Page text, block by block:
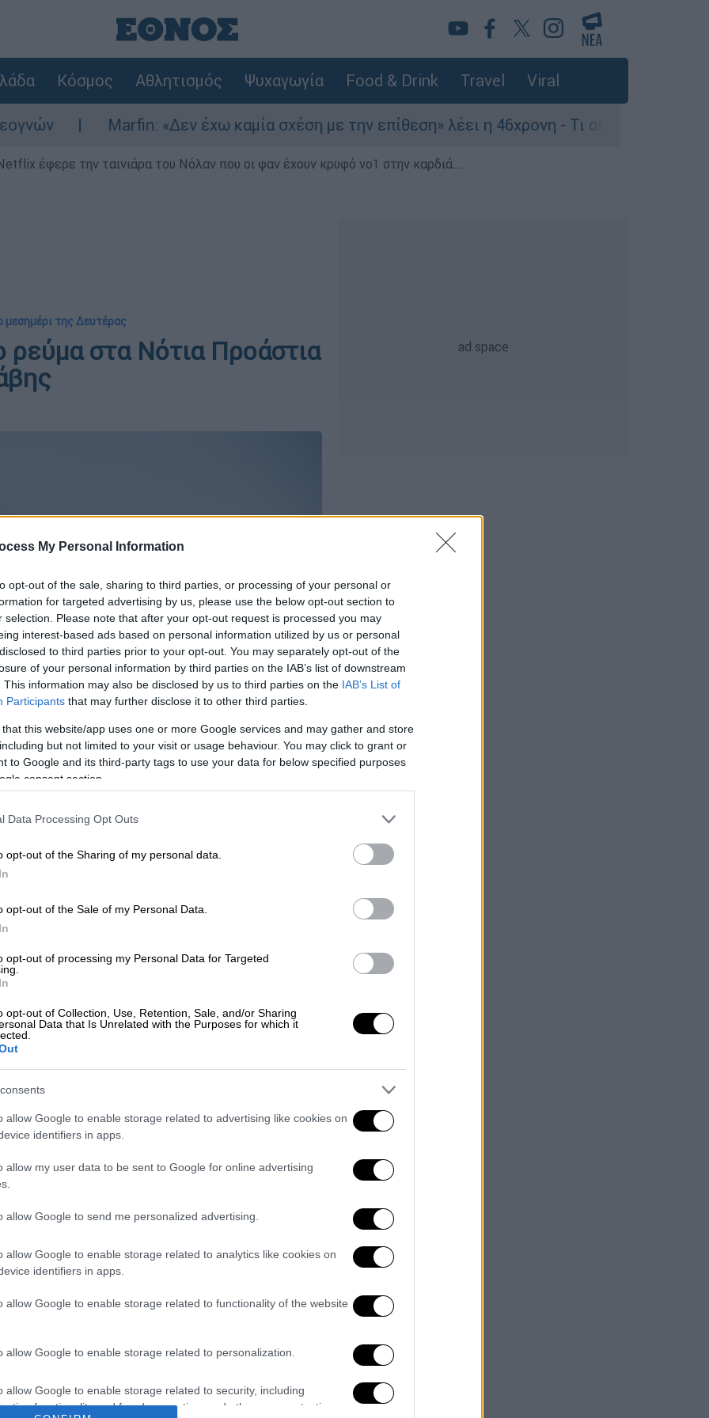
My Personal Information
opt-out of the sale, sharing to third parties, or processing of your personal or
for targeted advertising by us, please use the below opt-out section to
selection. Please note that after your opt-out request is processed you may
interest-based ads based on personal information utilized by us or personal
to third parties prior to your opt-out. You may separately opt-out of the
of your personal information by third parties on the IAB’s list of downstream
This information may also be disclosed by us to third parties on the IAB’s List of
Participants that may further disclose it to other third parties.
that this website/app uses one or more Google services and may gather and store
but not limited to your visit or usage behaviour. You may click to grant or
to Google and its third-party tags to use your data for below specified purposes
consent section.
Data Processing Opt Outs
opt-out of the Sharing of my personal data.
opt-out of the Sale of my Personal Data.
opt-out of processing my Personal Data for Targeted
opt-out of Collection, Use, Retention, Sale, and/or Sharing
Data that Is Unrelated with the Purposes for which it
allow Google to enable storage related to advertising like cookies on
identifiers in apps.
allow my user data to be sent to Google for online advertising
allow Google to send me personalized advertising.
allow Google to enable storage related to analytics like cookies on
identifiers in apps.
allow Google to enable storage related to functionality of the website
allow Google to enable storage related to personalization.
allow Google to enable storage related to security, including
functionality and fraud prevention, and other user protection.
Κόσμος Αθλητισμός Ψυχαγωγία Food & Drink Travel Viral
Marfin: «Δεν έχω καμία σχέση με την επίθεση» λέει η 46χρονη - Τι αποκάλυψε στους
έφερε την ταινιάρα του Νόλαν που οι φαν έχουν κρυφό νο1 στην καρδιά...
της Δευτέρας
στα Νότια Προάστια
το ΕΘΝΟΣ στη Google
πολλές περιοχές των
Ιουνίου. Η βλάβη ξεκίνησε από τη
το ρεύμα
σε όλες τις περιοχές που
Φάληρο.
ανέφεραν ότι η βλάβη προκλήθηκε από
οι οποίες και δεν ήταν στην ευθύνη
πολλές γραμμές στη μέση τάση να
μεσημέρι της Δευτέρας
αποκατάσταση της βλάβης σε κάποιες
και στα τελευταία σημεία που είχαν
Ηλιούπολη, τον Άγιο Δημήτριο, τη
γύρω στις 12.
ευρώ θα λάβουν οι δικαιούχοι -
- Επιταγή ακρίβειας σε ευάλωτους και
προ των πυλών - Θα ξεπεράσει τους